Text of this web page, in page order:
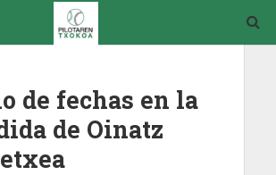
de fechas en la
de Oinatz